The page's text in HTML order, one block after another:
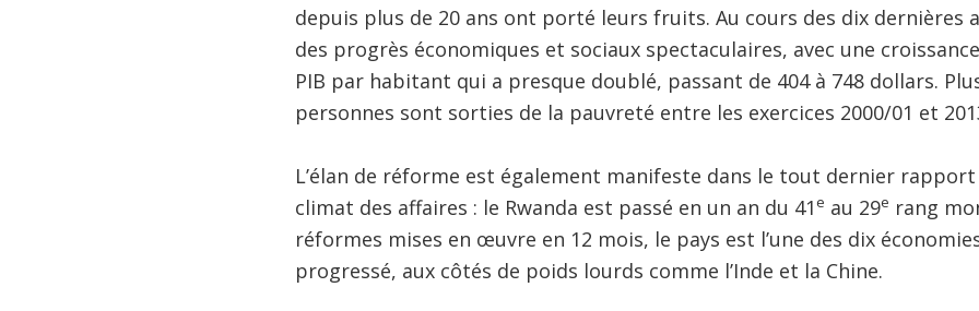
depuis plus de 20 ans ont porté leurs fruits. Au cours des dix dernières
des progrès économiques et sociaux spectaculaires, avec une
PIB par habitant qui a presque doublé, passant de 404 à 748 dollars.
personnes sont sorties de la pauvreté entre les exercices 2000/01 et
L’élan de réforme est également manifeste dans le tout dernier
climat des affaires : le Rwanda est passé en un an du 41e au 29e rang
réformes mises en œuvre en 12 mois, le pays est l’une des dix
progressé, aux côtés de poids lourds comme l’Inde et la Chine.